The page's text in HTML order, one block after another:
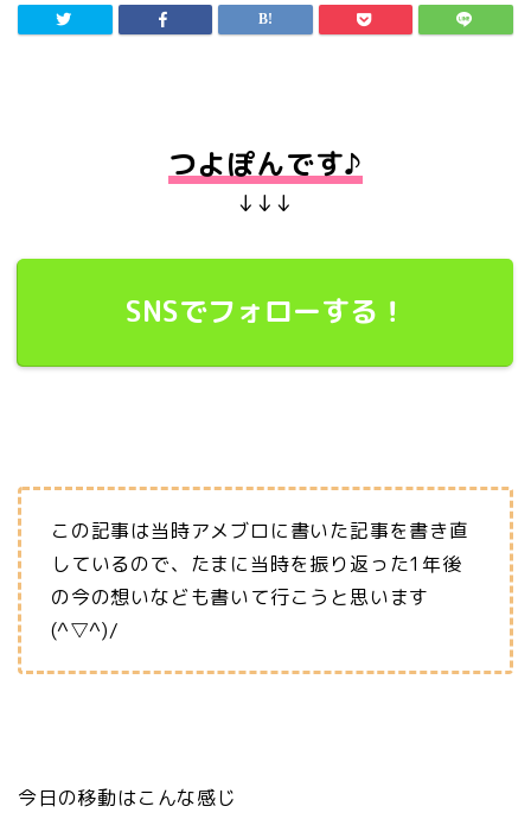
つよぽんです♪
↓↓↓
SNSでフォローする！
この記事は当時アメブロに書いた記事を書き直
しているので、たまに当時を振り返った1年後
の今の想いなども書いて行こうと思います
(^▽^)/
今日の移動はこんな感じ